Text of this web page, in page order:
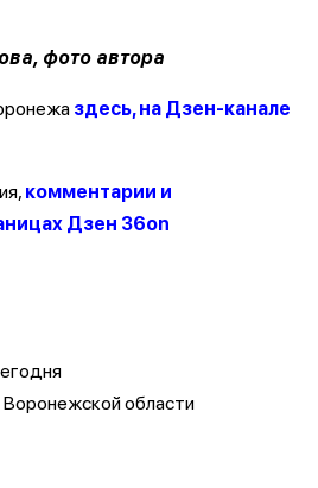
фото автора
здесь, на Дзен-канале
комментарии и
Дзен 36on
области